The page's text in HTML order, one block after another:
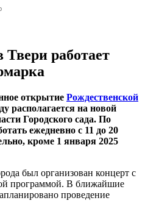
Твери работает
открытие Рождественской
располагается на новой
Городского сада. По
ежедневно с 11 до 20
кроме 1 января 2025
был организован концерт с
программой. В ближайшие
проведение